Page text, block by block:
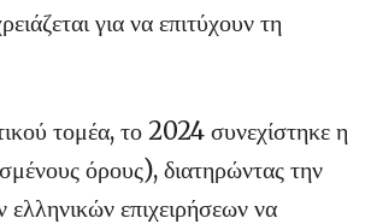
για να επιτύχουν τη
τομέα, το 2024 συνεχίστηκε η
όρους), διατηρώντας την
επιχειρήσεων να